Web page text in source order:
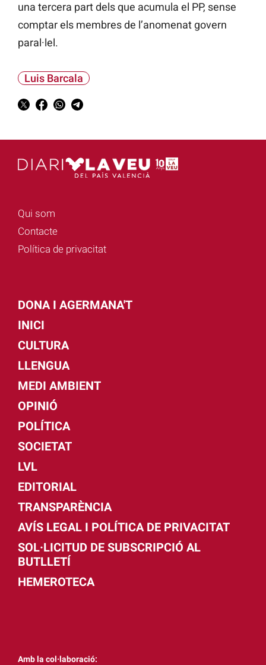
una tercera part dels que acumula el PP, sense
comptar els membres de l’anomenat govern
paral·lel.
Luis Barcala
Qui som
Contacte
Política de privacitat
DONA I AGERMANA'T
INICI
CULTURA
LLENGUA
MEDI AMBIENT
OPINIÓ
POLÍTICA
SOCIETAT
LVL
EDITORIAL
TRANSPARÈNCIA
AVÍS LEGAL I POLÍTICA DE PRIVACITAT
SOL·LICITUD DE SUBSCRIPCIÓ AL
BUTLLETÍ
HEMEROTECA
Amb la col·laboració: